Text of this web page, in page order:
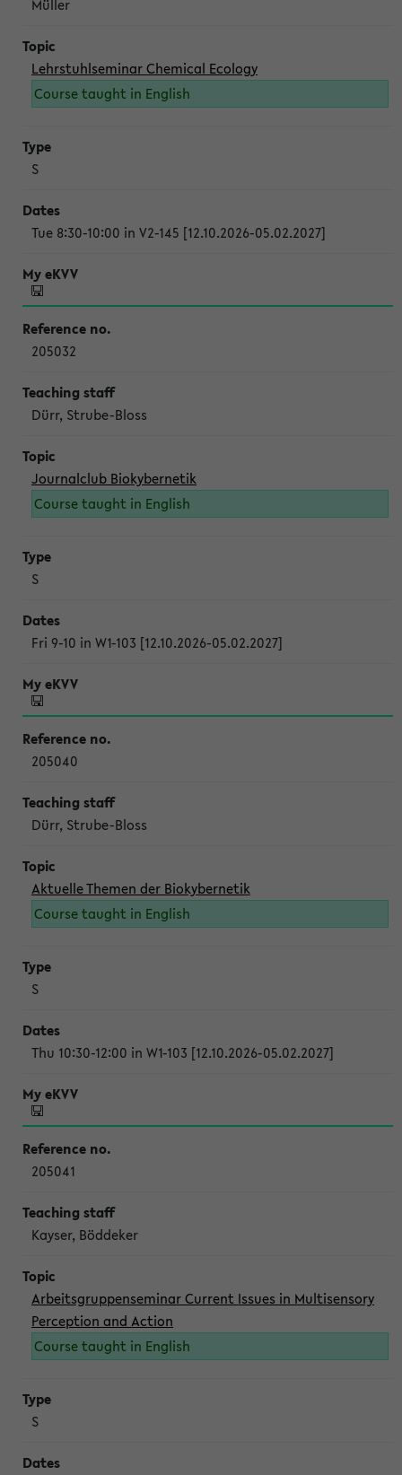
Müller
Lehrstuhlseminar Chemical Ecology
Course taught in English
S
Tue 8:30-10:00 in V2-145 [12.10.2026-05.02.2027]
205032
Dürr, Strube-Bloss
Journalclub Biokybernetik
Course taught in English
S
Fri 9-10 in W1-103 [12.10.2026-05.02.2027]
205040
Dürr, Strube-Bloss
Aktuelle Themen der Biokybernetik
Course taught in English
S
Thu 10:30-12:00 in W1-103 [12.10.2026-05.02.2027]
205041
Kayser, Böddeker
Arbeitsgruppenseminar Current Issues in Multisensory
Perception and Action
Course taught in English
S